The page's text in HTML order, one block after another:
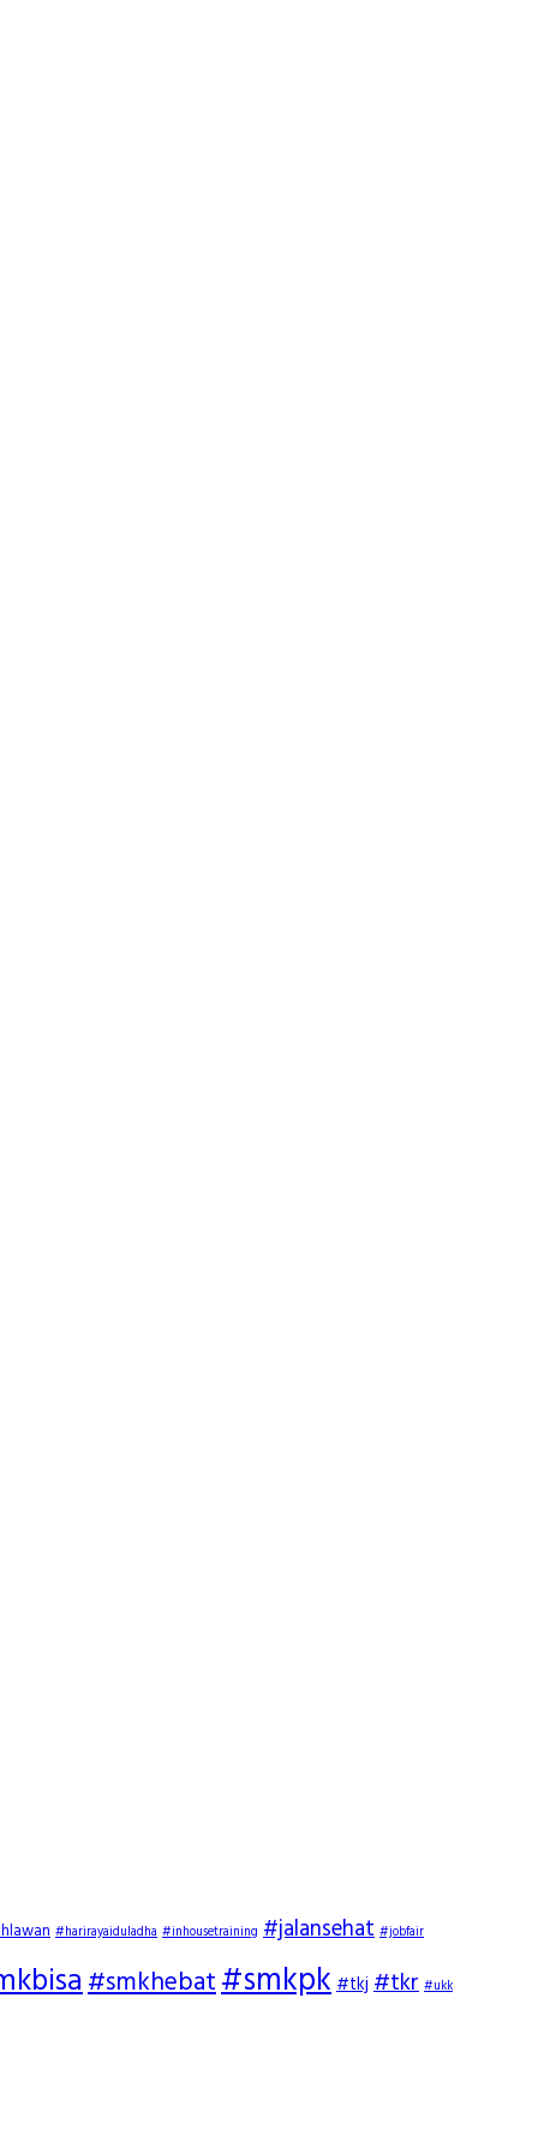
#harirayaiduladha #inhousetraining #jalansehat #jobfair
#smkhebat#smkpk#tkj #tkr #ukk